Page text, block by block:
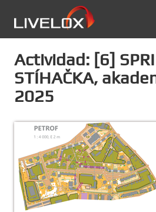
Actividad: [6]
STÍHAČKA,
2025